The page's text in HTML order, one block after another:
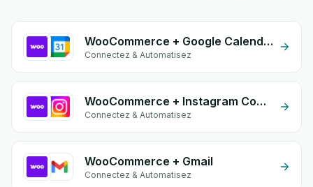
WooCommerce + Google Calendar
Connectez & Automatisez
WooCommerce + Instagram Comment
Connectez & Automatisez
WooCommerce + Gmail
Connectez & Automatisez